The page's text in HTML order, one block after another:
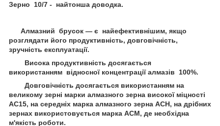
Зерно 10/7 - найтонша доводка.
Алмазний брусок — є найефективнішим, якщо
розглядати його продуктивність, довговічність,
зручність експлуатації.
Висока продуктивність досягається
використанням відносної концентрації алмазів 100%.
Довговічність досягається використанням на
великому зерні марки алмазного зерна високої міцності
АС15, на середніх марка алмазного зерна АСН, на дрібних
зернах використовується марка ACM, де необхідна
м'якість роботи.